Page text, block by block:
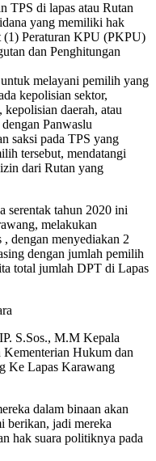
TPS di lapas atau Rutan
yang memiliki hak
(1) Peraturan KPU (PKPU)
dan Penghitungan
melayani pemilih yang
kepolisian sektor,
daerah, atau
Panwaslu
saksi pada TPS yang
tersebut, mendatangi
dari Rutan yang
serentak tahun 2020 ini
melakukan
dengan menyediakan 2
dengan jumlah pemilih
total jumlah DPT di Lapas
S.Sos., M.M Kepala
Hukum dan
Ke Lapas Karawang
dalam binaan akan
berikan, jadi mereka
hak suara politiknya pada